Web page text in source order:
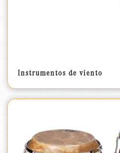
Instrumentos de viento